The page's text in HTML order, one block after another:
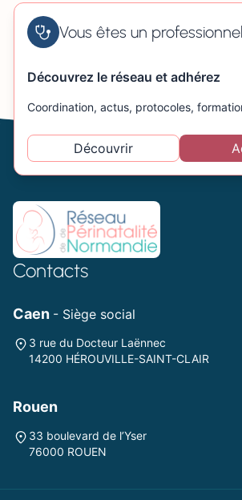
Vous êtes un
Découvrez le réseau et adhérez
Coordination, actus, protocoles,
Découvrir
Contacts
Caen - Siège social
3 rue du Docteur Laënnec
14200 HÉROUVILLE-SAINT-CLAIR
Rouen
33 boulevard de l’Yser
76000 ROUEN